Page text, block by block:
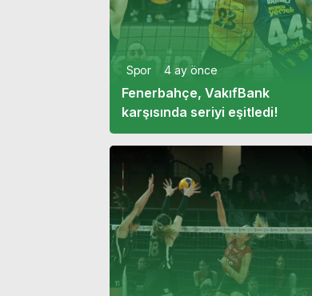
Spor 4 ay önce
Fenerbahçe, VakıfBank
karşısında seriyi eşitledi!